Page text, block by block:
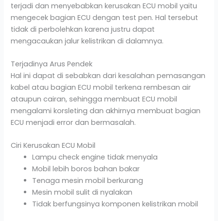
terjadi dan menyebabkan kerusakan ECU mobil yaitu
mengecek bagian ECU dengan test pen. Hal tersebut
tidak di perbolehkan karena justru dapat
mengacaukan jalur kelistrikan di dalamnya.
Terjadinya Arus Pendek
Hal ini dapat di sebabkan dari kesalahan pemasangan
kabel atau bagian ECU mobil terkena rembesan air
ataupun cairan, sehingga membuat ECU mobil
mengalami korsleting dan akhirnya membuat bagian
ECU menjadi error dan bermasalah.
Ciri Kerusakan ECU Mobil
Lampu check engine tidak menyala
Mobil lebih boros bahan bakar
Tenaga mesin mobil berkurang
Mesin mobil sulit di nyalakan
Tidak berfungsinya komponen kelistrikan mobil